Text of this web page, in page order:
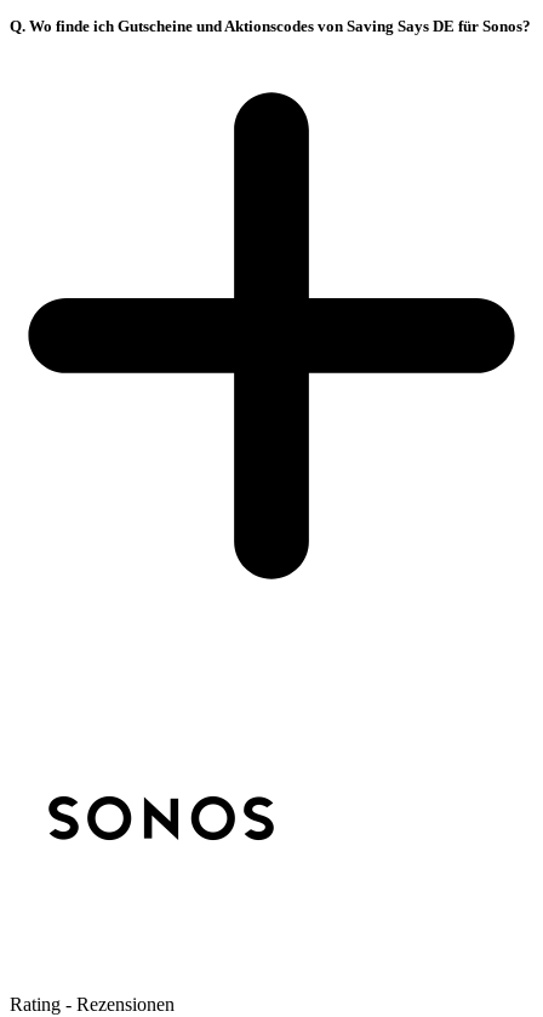
Q. Wo finde ich Gutscheine und Aktionscodes von Saving Says DE für Sonos?
Rating - Rezensionen